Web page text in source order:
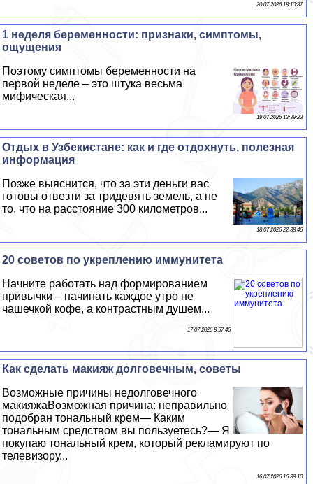
20 07 2026 18:10:37
1 неделя беременности: признаки, симптомы,
ощущения
Поэтому симптомы беременности на
первой неделе – это штука весьма
мифическая...
19 07 2026 12:39:23
Отдых в Узбекистане: как и где отдохнуть, полезная
информация
Позже выяснится, что за эти деньги вас
готовы отвезти за тридевять земель, а не
то, что на расстояние 300 километров...
18 07 2026 22:38:46
20 советов по укреплению иммунитета
Начните работать над формированием
привычки – начинать каждое утро не
чашечкой кофе, а контрастным душем...
17 07 2026 8:57:46
Как сделать макияж долговечным, советы
Возможные причины недолговечного
макияжаВозможная причина: неправильно
подобран тональный крем— Каким
тональным средством вы пользуетесь?— Я
покупаю тональный крем, который рекламируют по
телевизору...
16 07 2026 16:39:10